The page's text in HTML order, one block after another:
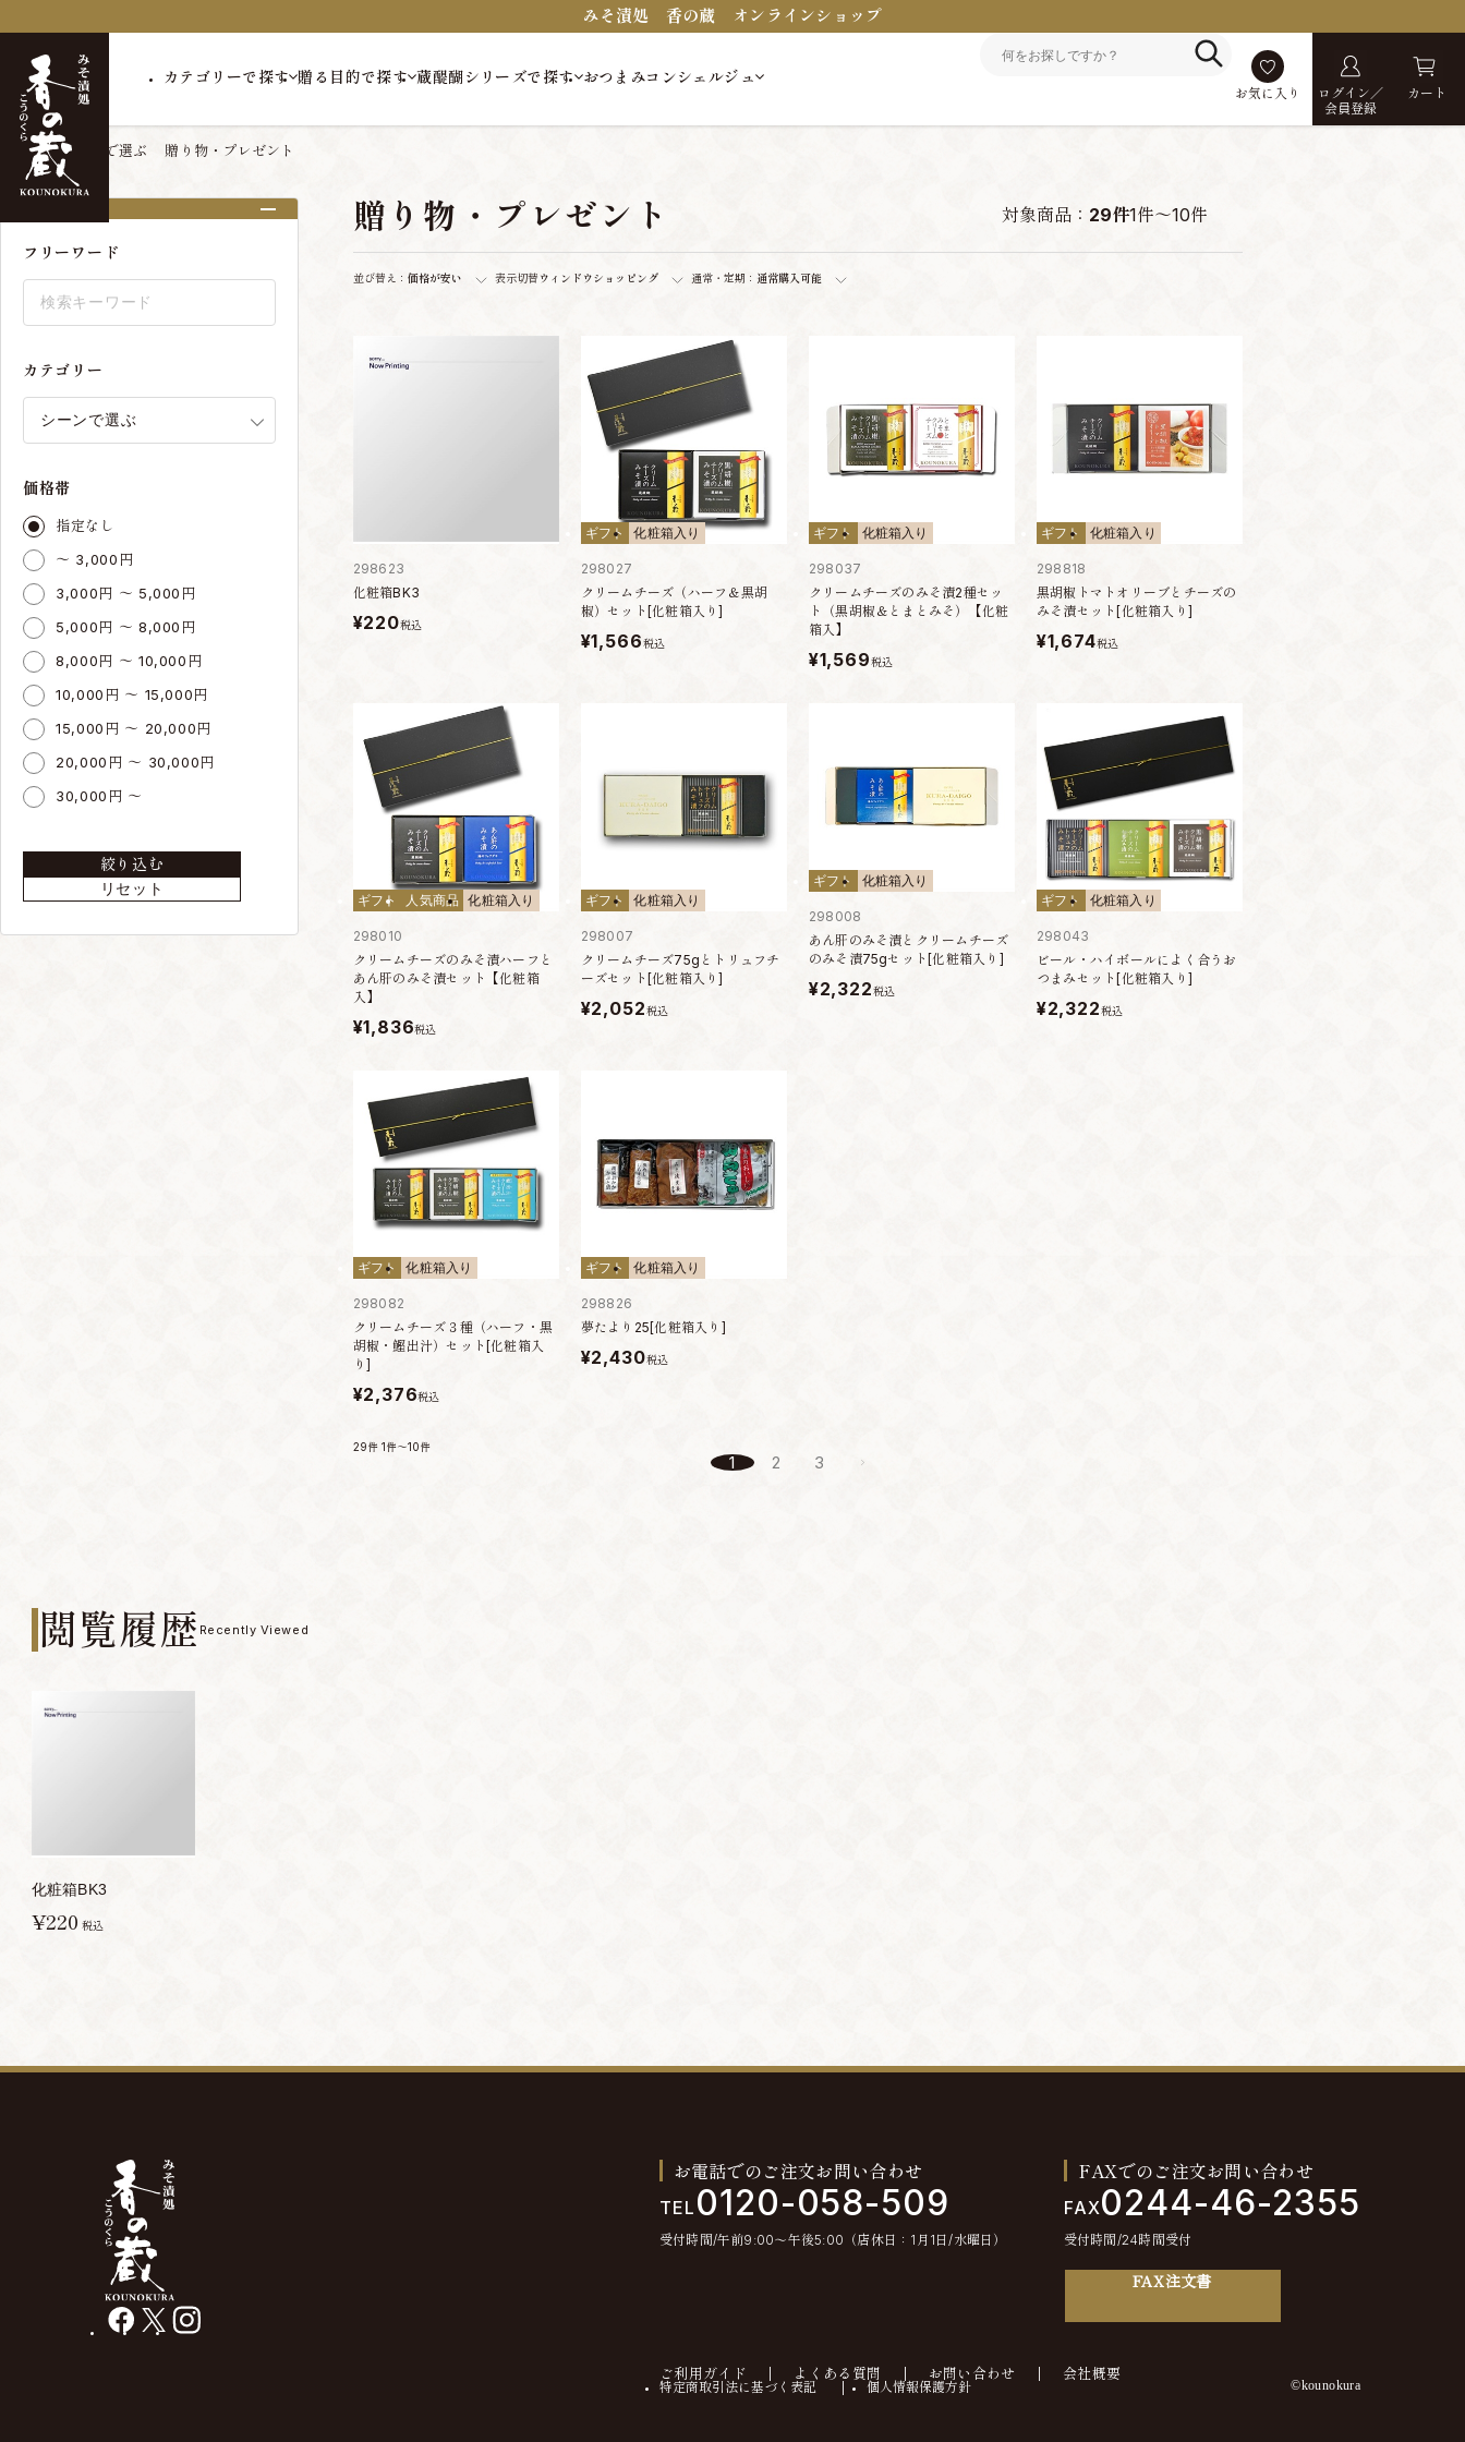
みそ漬処 香の蔵 オンラインショップ
カテゴリーで探す 贈る目的で探す 蔵醍醐シリーズで探す おつまみコンシェルジュ
お気に入り
ログイン／
会員登録
カート
トップ シーンで選ぶ 贈り物・プレゼント
フリーワード
カテゴリー
価格帯
指定なし
～ 3,000円
3,000円 ～ 5,000円
5,000円 ～ 8,000円
8,000円 ～ 10,000円
10,000円 ～ 15,000円
15,000円 ～ 20,000円
20,000円 ～ 30,000円
30,000円 ～
絞り込む
リセット
贈り物・プレゼント 対象商品： 29件1件～10件
並び替え： 価格が安い 表示切替 ウィンドウショッピング 通常・定期： 通常購入可能
298623
化粧箱BK3
¥220税込
ギフト 化粧箱入り
298027
クリームチーズ（ハーフ＆黒胡
椒）セット[化粧箱入り]
¥1,566税込
ギフト 化粧箱入り
298037
クリームチーズのみそ漬2種セッ
ト（黒胡椒＆とまとみそ）【化粧
箱入】
¥1,569税込
ギフト 化粧箱入り
298818
黒胡椒トマトオリーブとチーズの
みそ漬セット[化粧箱入り]
¥1,674税込
ギフト 人気商品 化粧箱入り
298010
クリームチーズのみそ漬ハーフと
あん肝のみそ漬セット【化粧箱
入】
¥1,836税込
ギフト 化粧箱入り
298007
クリームチーズ75gとトリュフチ
ーズセット[化粧箱入り]
¥2,052税込
ギフト 化粧箱入り
298008
あん肝のみそ漬とクリームチーズ
のみそ漬75gセット[化粧箱入り]
¥2,322税込
ギフト 化粧箱入り
298043
ビール・ハイボールによく合うお
つまみセット[化粧箱入り]
¥2,322税込
ギフト 化粧箱入り
298082
クリームチーズ３種（ハーフ・黒
胡椒・鰹出汁）セット[化粧箱入
り]
¥2,376税込
ギフト 化粧箱入り
298826
夢たより25[化粧箱入り]
¥2,430税込
29件 1件～10件
1 2 3
閲覧履歴 Recently Viewed
化粧箱BK3
¥220 税込
facebook
X instagram
お電話でのご注文お問い合わせ
TEL 0120-058-509
受付時間/午前9:00〜午後5:00（店休日：1月1日/水曜日）
FAXでのご注文お問い合わせ
FAX0244-46-2355
受付時間/24時間受付
FAX注文書
ご利用ガイド よくある質問 お問い合わせ 会社概要
特定商取引法に基づく表記 個人情報保護方針 ©kounokura